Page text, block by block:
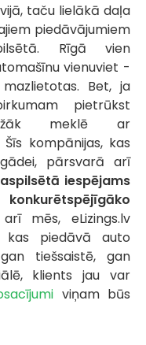
taču lielākā daļa
piedāvājumiem
Rīgā vien
vienuviet -
Bet, ja
pietrūkst
meklē ar
kompānijas, kas
pārsvarā arī
iespējams
mēs, eLizings.lv
kas piedāvā auto
tiešsaistē, gan
klients jau var
viņam būs